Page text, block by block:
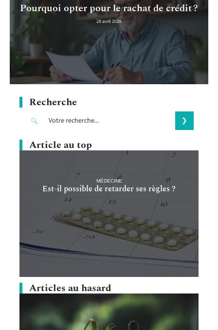
Pourquoi opter pour le rachat de crédit ?
28 avril 2026
Recherche
Article au top
MÉDECINE
Est-il possible de retarder ses règles ?
Articles au hasard